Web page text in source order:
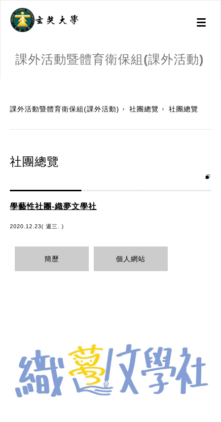
Toggle
課外活動暨體育衛保組(課外活動)
課外活動暨體育衛保組(課外活動) 社團總覽 社團總覽
社團總覽
學藝性社團-織夢文學社
2020.12.23( 週三. )
簡歷 個人網站